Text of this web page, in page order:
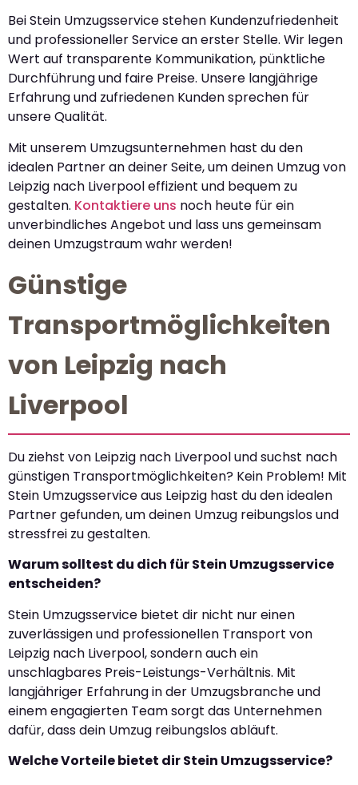
Bei Stein Umzugsservice stehen Kundenzufriedenheit
und professioneller Service an erster Stelle. Wir legen
Wert auf transparente Kommunikation, pünktliche
Durchführung und faire Preise. Unsere langjährige
Erfahrung und zufriedenen Kunden sprechen für
unsere Qualität.
Mit unserem Umzugsunternehmen hast du den
idealen Partner an deiner Seite, um deinen Umzug von
Leipzig nach Liverpool effizient und bequem zu
gestalten. Kontaktiere uns noch heute für ein
unverbindliches Angebot und lass uns gemeinsam
deinen Umzugstraum wahr werden!
Günstige
Transportmöglichkeiten
von Leipzig nach
Liverpool
Du ziehst von Leipzig nach Liverpool und suchst nach
günstigen Transportmöglichkeiten? Kein Problem! Mit
Stein Umzugsservice aus Leipzig hast du den idealen
Partner gefunden, um deinen Umzug reibungslos und
stressfrei zu gestalten.
Warum solltest du dich für Stein Umzugsservice
entscheiden?
Stein Umzugsservice bietet dir nicht nur einen
zuverlässigen und professionellen Transport von
Leipzig nach Liverpool, sondern auch ein
unschlagbares Preis-Leistungs-Verhältnis. Mit
langjähriger Erfahrung in der Umzugsbranche und
einem engagierten Team sorgt das Unternehmen
dafür, dass dein Umzug reibungslos abläuft.
Welche Vorteile bietet dir Stein Umzugsservice?